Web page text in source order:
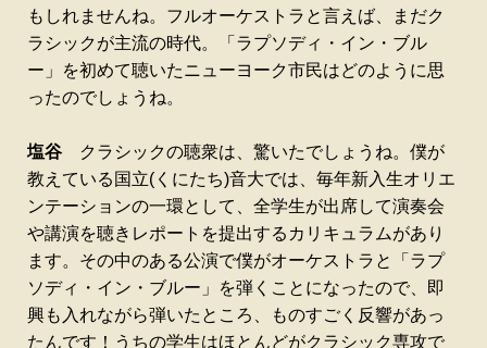
もしれませんね。フルオーケストラと言えば、まだク
ラシックが主流の時代。「ラプソディ・イン・ブル
ー」を初めて聴いたニューヨーク市民はどのように思
ったのでしょうね。
塩谷 クラシックの聴衆は、驚いたでしょうね。僕が
教えている国立(くにたち)音大では、毎年新入生オリエ
ンテーションの一環として、全学生が出席して演奏会
や講演を聴きレポートを提出するカリキュラムがあり
ます。その中のある公演で僕がオーケストラと「ラプ
ソディ・イン・ブルー」を弾くことになったので、即
興も入れながら弾いたところ、ものすごく反響があっ
たんです！うちの学生はほとんどがクラシック専攻で